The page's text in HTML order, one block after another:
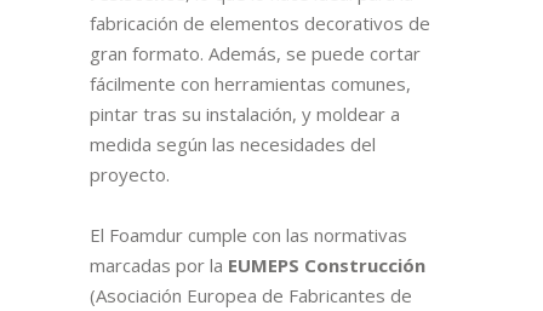
fabricación de elementos decorativos de
gran formato. Además, se puede cortar
fácilmente con herramientas comunes,
pintar tras su instalación, y moldear a
medida según las necesidades del
proyecto.
El Foamdur cumple con las normativas
marcadas por la EUMEPS Construcción
(Asociación Europea de Fabricantes de